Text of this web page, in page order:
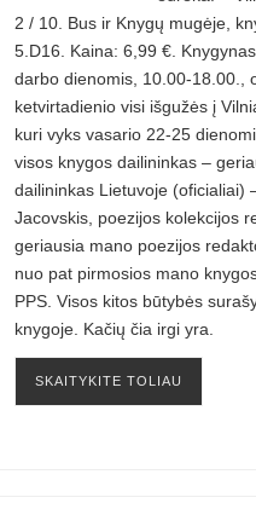
2 / 10. Bus ir Knygų mugėje,
5.D16. Kaina: 6,99 €.
darbo dienomis, 10.00-18.00.,
ketvirtadienio visi išgužės į
kuri vyks vasario 22-25
visos knygos dailininkas –
dailininkas Lietuvoje (oficialiai)
Jacovskis, poezijos kolekcijos
geriausia mano poezijos
nuo pat pirmosios mano
PPS. Visos kitos būtybės
knygoje. Kačių čia irgi yra.
SKAITYKITE TOLIAU